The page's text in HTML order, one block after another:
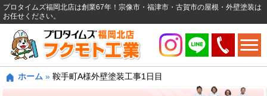
プロタイムズ福岡北店は創業67年！宗像市・福津市・古賀市の屋根・外壁塗装は
お任せください。
ホーム » 鞍手町A様外壁塗装工事1日目